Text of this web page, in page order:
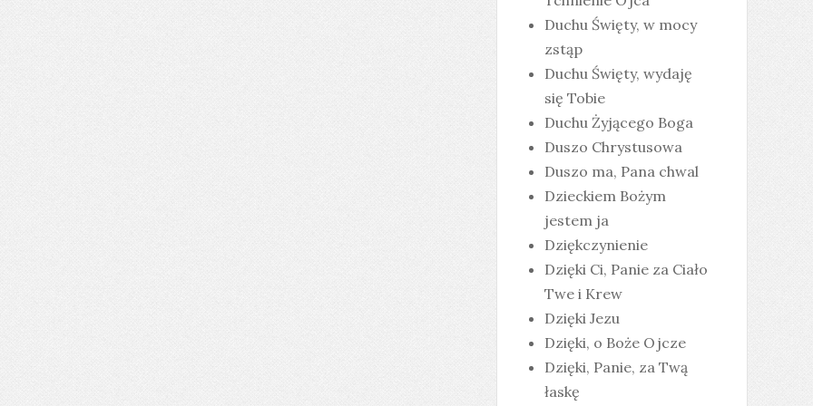
Duchu Święty, w mocy
zstąp
Duchu Święty, wydaję
się Tobie
Duchu Żyjącego Boga
Duszo Chrystusowa
Duszo ma, Pana chwal
Dzieckiem Bożym
jestem ja
Dziękczynienie
Dzięki Ci, Panie za Ciało
Twe i Krew
Dzięki Jezu
Dzięki, o Boże Ojcze
Dzięki, Panie, za Twą
łaskę